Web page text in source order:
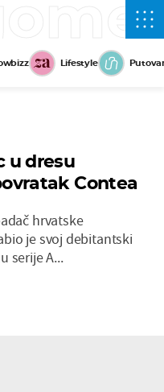
Lifestyle
u dresu
Contea
hrvatske
je svoj debitantski
serije A...